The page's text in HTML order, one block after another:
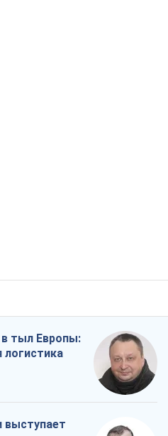
в тыл Европы:
логистика
выступает